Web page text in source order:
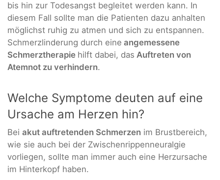
bis hin zur Todesangst begleitet werden kann. In
diesem Fall sollte man die Patienten dazu anhalten
möglichst ruhig zu atmen und sich zu entspannen.
Schmerzlinderung durch eine angemessene
Schmerztherapie hilft dabei, das Auftreten von
Atemnot zu verhindern.
Welche Symptome deuten auf eine
Ursache am Herzen hin?
Bei akut auftretenden Schmerzen im Brustbereich,
wie sie auch bei der Zwischenrippenneuralgie
vorliegen, sollte man immer auch eine Herzursache
im Hinterkopf haben.